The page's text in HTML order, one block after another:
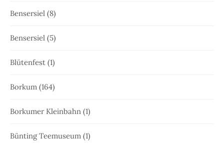
Bensersiel (8)
Bensersiel (5)
Blütenfest (1)
Borkum (164)
Borkumer Kleinbahn (1)
Bünting Teemuseum (1)